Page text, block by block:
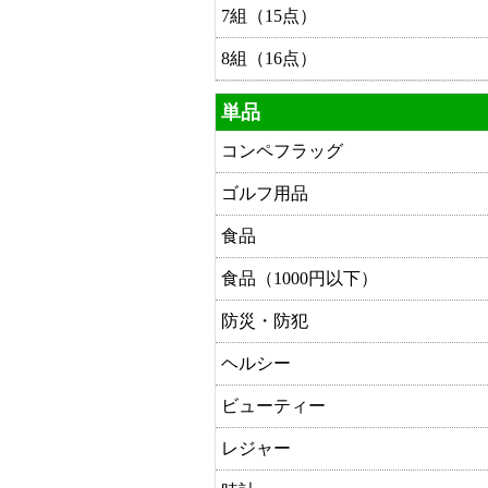
7組（15点）
8組（16点）
単品
コンペフラッグ
ゴルフ用品
食品
食品（1000円以下）
防災・防犯
ヘルシー
ビューティー
レジャー